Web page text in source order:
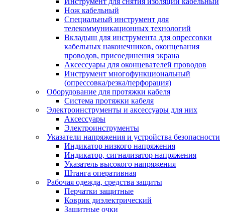
Нож кабельный
Специальный инструмент для
телекоммуникационных технологий
Вкладыш для инструмента для опрессовки
кабельных наконечников, оконцевания
проводов, присоединения экрана
Аксессуары для оконцевателей проводов
Инструмент многофункциональный
(опрессовка/резка/перфорация)
Оборудование для протяжки кабеля
Система протяжки кабеля
Электроинструменты и аксессуары для них
Аксессуары
Электроинструменты
Указатели напряжения и устройства безопасности
Индикатор низкого напряжения
Индикатор, сигнализатор напряжения
Указатель высокого напряжения
Штанга оперативная
Рабочая одежда, средства защиты
Перчатки защитные
Коврик диэлектрический
Защитные очки